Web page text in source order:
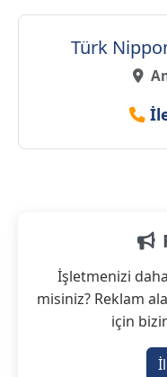
Türk
İşletmenizi
misiniz? Reklam
için